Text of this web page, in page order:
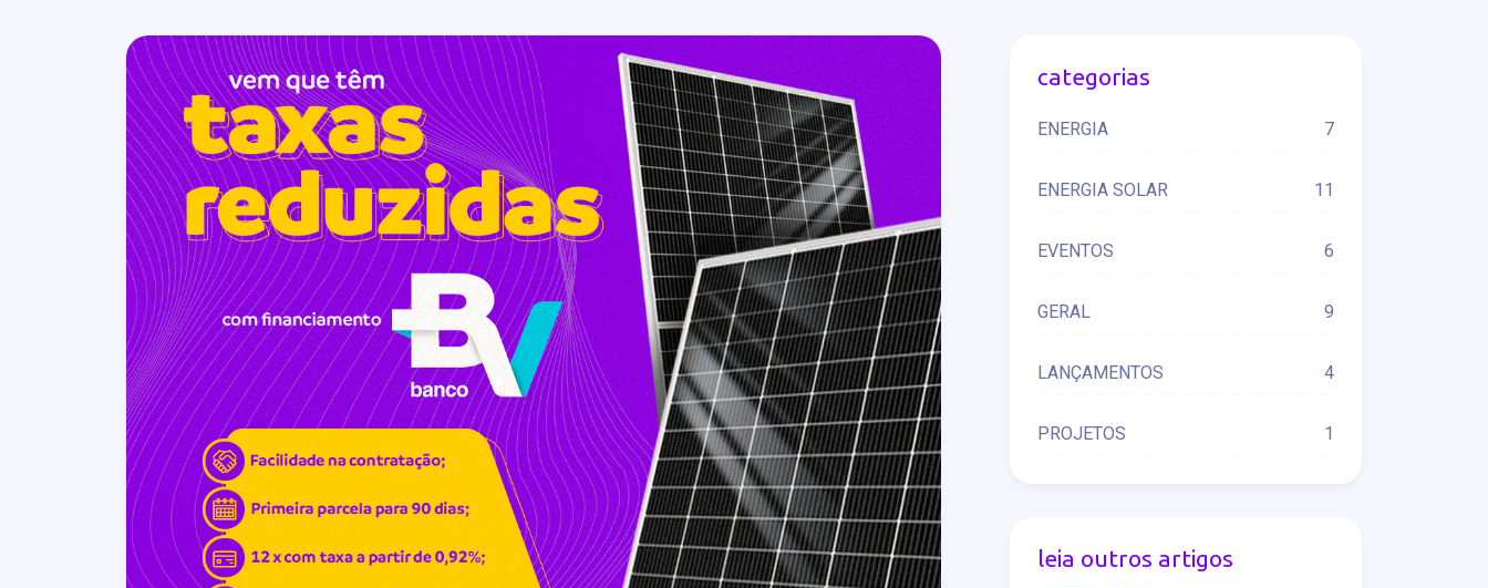
categorias
ENERGIA 7
ENERGIA SOLAR 11
EVENTOS 6
GERAL 9
LANÇAMENTOS 4
PROJETOS 1
leia outros artigos